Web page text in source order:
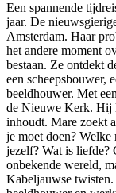
Een spannende
jaar. De
Amsterdam. Haar
het andere moment
bestaan. Ze ontdekt
een scheepsbouwer,
beeldhouwer. Met
de Nieuwe Kerk. Hij
inhoudt. Mare zoekt
je moet doen?
jezelf? Wat is liefde?
onbekende wereld,
Kabeljauwse